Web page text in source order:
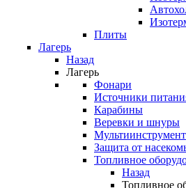
Плиты
Лагерь
Назад
Лагерь
Фонари
Источники
Карабины
Веревки и шнуры
Мультиинструмент
Защита от
Топливное
Назад
Топливное